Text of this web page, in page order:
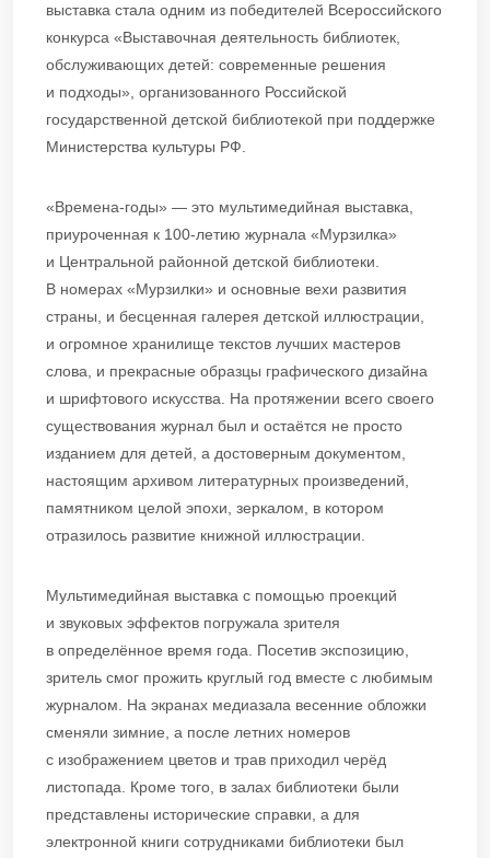
выставка стала одним из победителей Всероссийского
конкурса «Выставочная деятельность библиотек,
обслуживающих детей: современные решения
и подходы», организованного Российской
государственной детской библиотекой при поддержке
Министерства культуры РФ.
«Времена-годы» — это мультимедийная выставка,
приуроченная к 100-летию журнала «Мурзилка»
и Центральной районной детской библиотеки.
В номерах «Мурзилки» и основные вехи развития
страны, и бесценная галерея детской иллюстрации,
и огромное хранилище текстов лучших мастеров
слова, и прекрасные образцы графического дизайна
и шрифтового искусства. На протяжении всего своего
существования журнал был и остаётся не просто
изданием для детей, а достоверным документом,
настоящим архивом литературных произведений,
памятником целой эпохи, зеркалом, в котором
отразилось развитие книжной иллюстрации.
Мультимедийная выставка с помощью проекций
и звуковых эффектов погружала зрителя
в определённое время года. Посетив экспозицию,
зритель смог прожить круглый год вместе с любимым
журналом. На экранах медиазала весенние обложки
сменяли зимние, а после летних номеров
с изображением цветов и трав приходил черёд
листопада. Кроме того, в залах библиотеки были
представлены исторические справки, а для
электронной книги сотрудниками библиотеки был